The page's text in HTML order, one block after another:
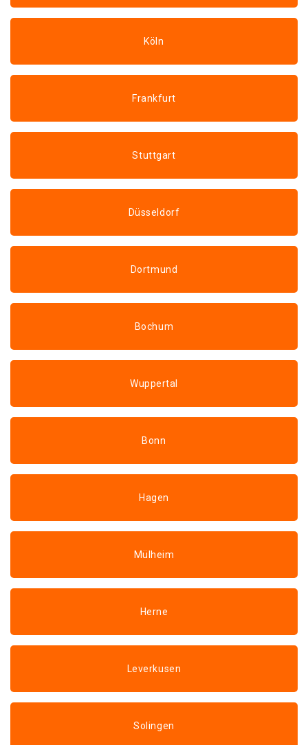
Köln
Frankfurt
Stuttgart
Düsseldorf
Dortmund
Bochum
Wuppertal
Bonn
Hagen
Mülheim
Herne
Leverkusen
Solingen